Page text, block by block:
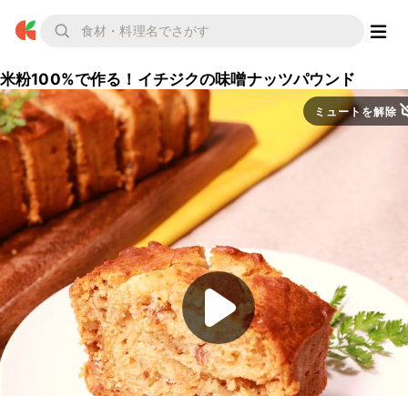
米粉100%で作る！イチジクの味噌ナッツパウンド
ミュートを解除